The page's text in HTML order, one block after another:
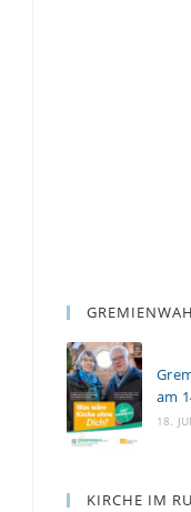
am
18.
KIRCHE IM